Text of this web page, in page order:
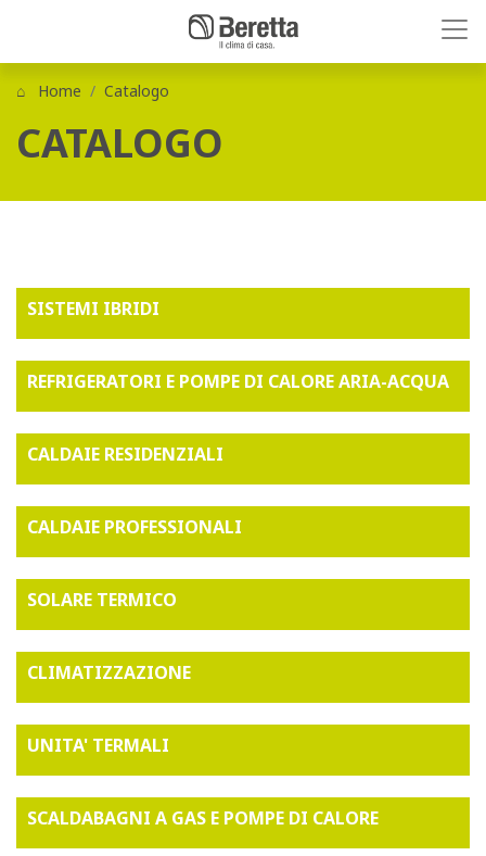
Home Catalogo
CATALOGO
SISTEMI IBRIDI
REFRIGERATORI E POMPE DI CALORE ARIA-ACQUA
CALDAIE RESIDENZIALI
CALDAIE PROFESSIONALI
SOLARE TERMICO
CLIMATIZZAZIONE
UNITA' TERMALI
SCALDABAGNI A GAS E POMPE DI CALORE